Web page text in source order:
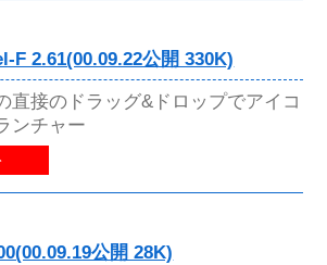
F 2.61(00.09.22公開 330K)
直接のドラッグ&ドロップでアイコ
ンチャー
公開 28K)